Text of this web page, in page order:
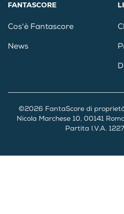
FANTASCORE
Cos'è Fantascore
News
©2026 FantaScore di
Nicola Marchese 10, 00141
Partita I.V.A.